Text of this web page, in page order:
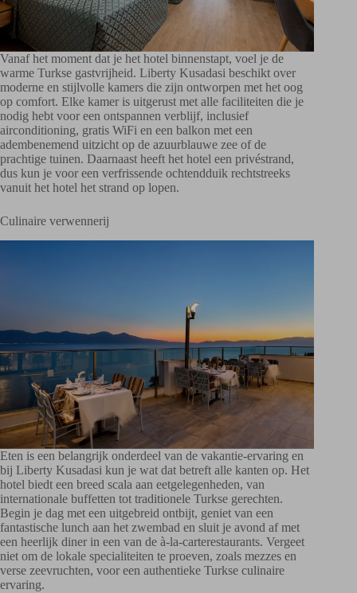
Vanaf het moment dat je het hotel binnenstapt, voel je de
warme Turkse gastvrijheid. Liberty Kusadasi beschikt over
moderne en stijlvolle kamers die zijn ontworpen met het oog
op comfort. Elke kamer is uitgerust met alle faciliteiten die je
nodig hebt voor een ontspannen verblijf, inclusief
airconditioning, gratis WiFi en een balkon met een
adembenemend uitzicht op de azuurblauwe zee of de
prachtige tuinen. Daarnaast heeft het hotel een privéstrand,
dus kun je voor een verfrissende ochtendduik rechtstreeks
vanuit het hotel het strand op lopen.
Culinaire verwennerij
Eten is een belangrijk onderdeel van de vakantie-ervaring en
bij Liberty Kusadasi kun je wat dat betreft alle kanten op. Het
hotel biedt een breed scala aan eetgelegenheden, van
internationale buffetten tot traditionele Turkse gerechten.
Begin je dag met een uitgebreid ontbijt, geniet van een
fantastische lunch aan het zwembad en sluit je avond af met
een heerlijk diner in een van de à-la-carterestaurants. Vergeet
niet om de lokale specialiteiten te proeven, zoals mezzes en
verse zeevruchten, voor een authentieke Turkse culinaire
ervaring.